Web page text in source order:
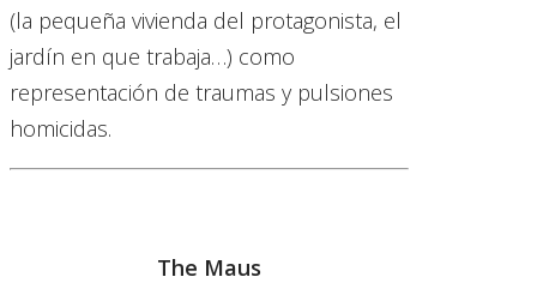
(la pequeña vivienda del protagonista, el
jardín en que trabaja…) como
representación de traumas y pulsiones
homicidas.
The Maus